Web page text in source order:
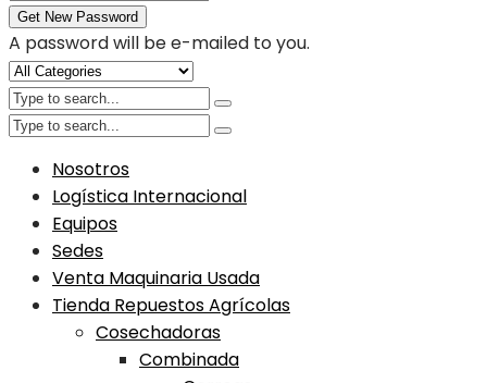
Get New Password
A password will be e-mailed to you.
Nosotros
Logística Internacional
Equipos
Sedes
Venta Maquinaria Usada
Tienda Repuestos Agrícolas
Cosechadoras
Combinada